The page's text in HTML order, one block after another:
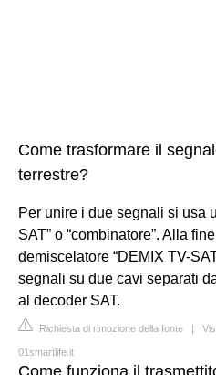
Come trasformare il
terrestre?
Per unire i due segnali si usa
SAT” o “combinatore”. Alla
demiscelatore “DEMIX TV-
segnali su due cavi separati
al decoder SAT.
Richiesta di rimozione della fonte |
01smartlife.it
Come funziona il